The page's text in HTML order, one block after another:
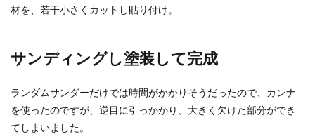
材を、若干小さくカットし貼り付け。
サンディングし塗装して完成
ランダムサンダーだけでは時間がかかりそうだったので、カンナ
を使ったのですが、逆目に引っかかり、大きく欠けた部分ができ
てしまいました。